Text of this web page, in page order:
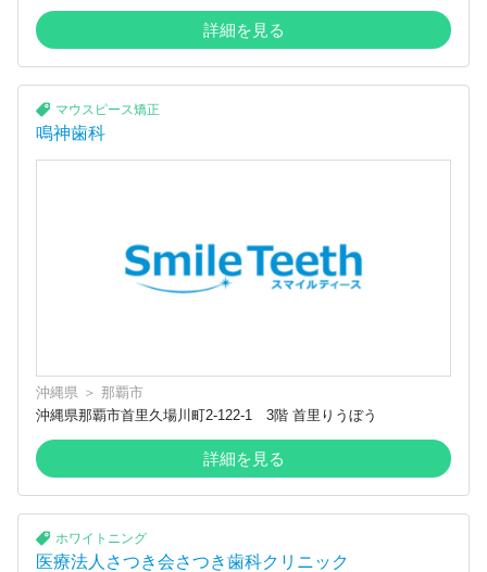
詳細を見る
マウスピース矯正
鳴神歯科
沖縄県 ＞ 那覇市
沖縄県那覇市首里久場川町2-122-1 3階 首里りうぼう
詳細を見る
ホワイトニング
医療法人さつき会さつき歯科クリニック